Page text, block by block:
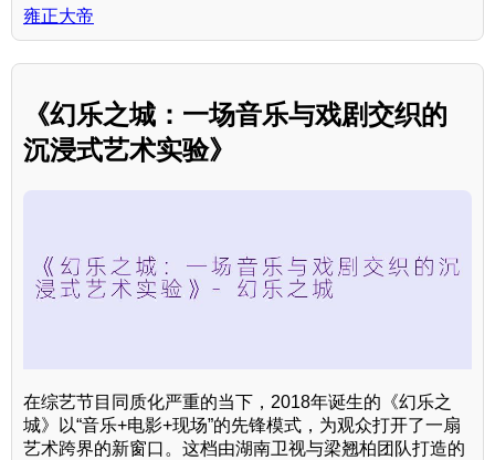
雍正大帝
《幻乐之城：一场音乐与戏剧交织的
沉浸式艺术实验》
在综艺节目同质化严重的当下，2018年诞生的《幻乐之
城》以“音乐+电影+现场”的先锋模式，为观众打开了一扇
艺术跨界的新窗口。这档由湖南卫视与梁翘柏团队打造的